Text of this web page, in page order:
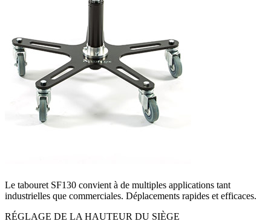
Le tabouret SF130 convient à de multiples applications tant
industrielles que commerciales. Déplacements rapides et efficaces.
RÉGLAGE DE LA HAUTEUR DU SIÈGE